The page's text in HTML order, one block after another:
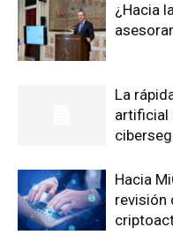
¿Hacia
La
artificial
Hacia
revisión